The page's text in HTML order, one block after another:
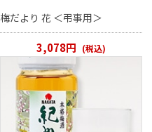
梅だより 花 ＜弔事用＞
3,078円 (税込)